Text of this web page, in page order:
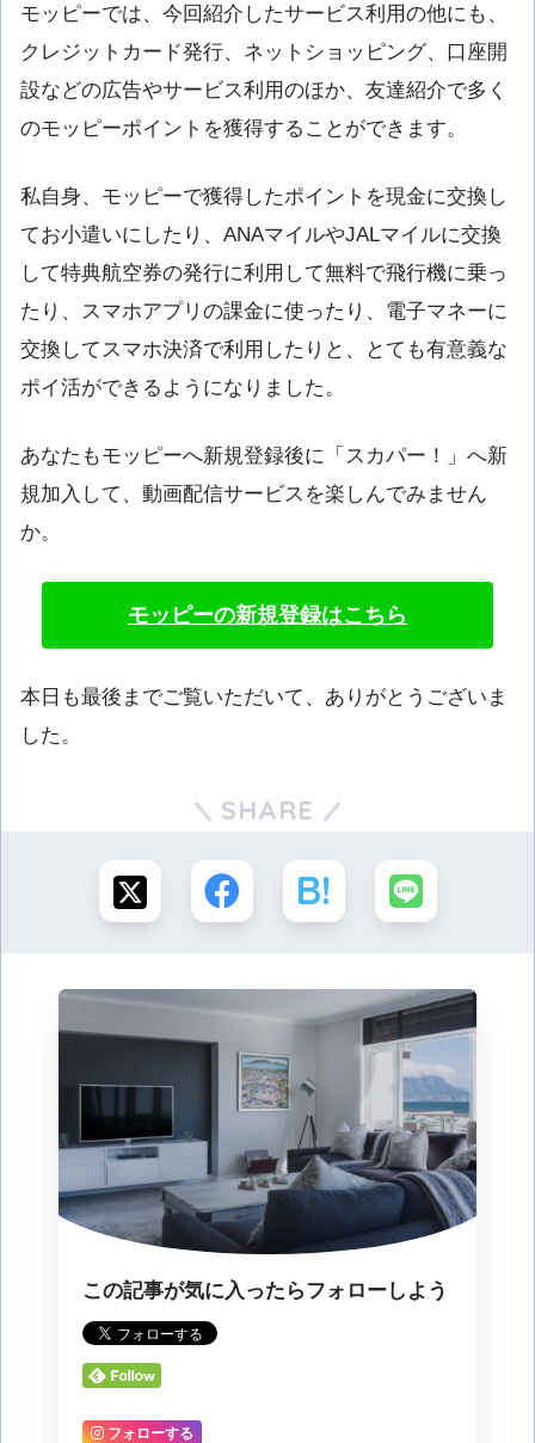
モッピーでは、今回紹介したサービス利用の他にも、
クレジットカード発行、ネットショッピング、口座開
設などの広告やサービス利用のほか、友達紹介で多く
のモッピーポイントを獲得することができます。
私自身、モッピーで獲得したポイントを現金に交換し
てお小遣いにしたり、ANAマイルやJALマイルに交換
して特典航空券の発行に利用して無料で飛行機に乗っ
たり、スマホアプリの課金に使ったり、電子マネーに
交換してスマホ決済で利用したりと、とても有意義な
ポイ活ができるようになりました。
あなたもモッピーへ新規登録後に「スカパー！」へ新
規加入して、動画配信サービスを楽しんでみません
か。
モッピーの新規登録はこちら
本日も最後までご覧いただいて、ありがとうございま
した。
SHARE
この記事が気に入ったらフォローしよう
フォローする